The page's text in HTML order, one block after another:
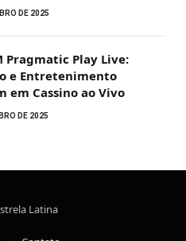
DE 2025
Pragmatic Play Live:
e Entretenimento
em Cassino ao Vivo
DE 2025
Latina